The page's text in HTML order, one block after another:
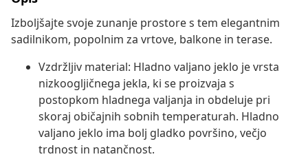
Izboljšajte svoje zunanje prostore s tem elegantnim
sadilnikom, popolnim za vrtove, balkone in terase.
Vzdržljiv material: Hladno valjano jeklo je vrsta
nizkoogljičnega jekla, ki se proizvaja s
postopkom hladnega valjanja in obdeluje pri
skoraj običajnih sobnih temperaturah. Hladno
valjano jeklo ima bolj gladko površino, večjo
trdnost in natančnost.